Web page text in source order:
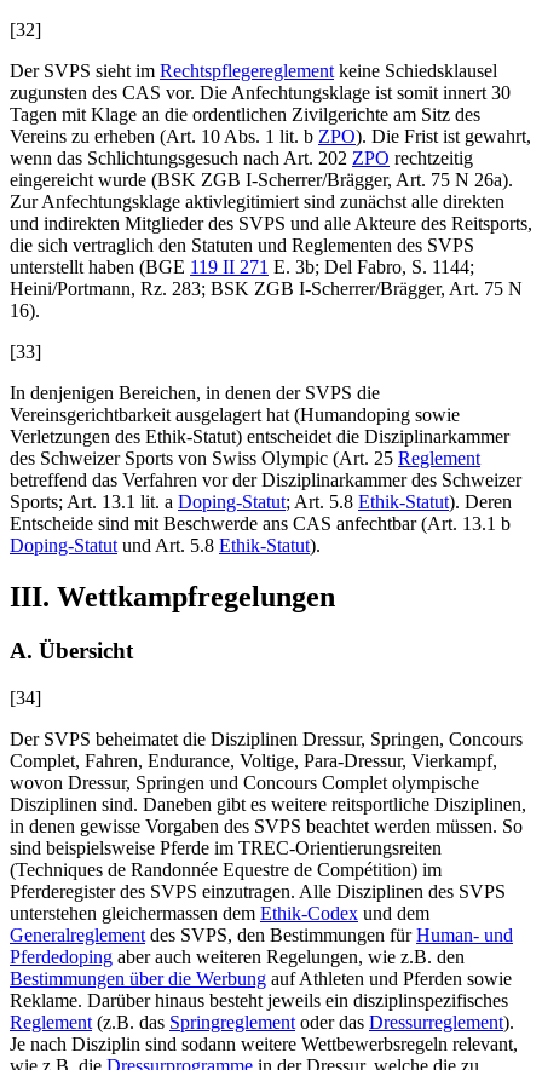
[32]
Der SVPS sieht im Rechtspflegereglement keine Schiedsklausel
zugunsten des CAS vor. Die Anfechtungsklage ist somit innert 30
Tagen mit Klage an die ordentlichen Zivilgerichte am Sitz des
Vereins zu erheben (Art. 10 Abs. 1 lit. b ZPO). Die Frist ist gewahrt,
wenn das Schlichtungsgesuch nach Art. 202 ZPO rechtzeitig
eingereicht wurde (BSK ZGB I-Scherrer/Brägger, Art. 75 N 26a).
Zur Anfechtungsklage aktivlegitimiert sind zunächst alle direkten
und indirekten Mitglieder des SVPS und alle Akteure des Reitsports,
die sich vertraglich den Statuten und Reglementen des SVPS
unterstellt haben (BGE 119 II 271 E. 3b; Del Fabro, S. 1144;
Heini/Portmann, Rz. 283; BSK ZGB I-Scherrer/Brägger, Art. 75 N
16).
[33]
In denjenigen Bereichen, in denen der SVPS die
Vereinsgerichtbarkeit ausgelagert hat (Humandoping sowie
Verletzungen des Ethik-Statut) entscheidet die Disziplinarkammer
des Schweizer Sports von Swiss Olympic (Art. 25 Reglement
betreffend das Verfahren vor der Disziplinarkammer des Schweizer
Sports; Art. 13.1 lit. a Doping-Statut; Art. 5.8 Ethik-Statut). Deren
Entscheide sind mit Beschwerde ans CAS anfechtbar (Art. 13.1 b
Doping-Statut und Art. 5.8 Ethik-Statut).
III. Wettkampfregelungen
A. Übersicht
[34]
Der SVPS beheimatet die Disziplinen Dressur, Springen, Concours
Complet, Fahren, Endurance, Voltige, Para-Dressur, Vierkampf,
wovon Dressur, Springen und Concours Complet olympische
Disziplinen sind. Daneben gibt es weitere reitsportliche Disziplinen,
in denen gewisse Vorgaben des SVPS beachtet werden müssen. So
sind beispielsweise Pferde im TREC-Orientierungsreiten
(Techniques de Randonnée Equestre de Compétition) im
Pferderegister des SVPS einzutragen. Alle Disziplinen des SVPS
unterstehen gleichermassen dem Ethik-Codex und dem
Generalreglement des SVPS, den Bestimmungen fürHuman- und
Pferdedoping aber auch weiteren Regelungen, wie z.B. den
Bestimmungen über die Werbung auf Athleten und Pferden sowie
Reklame. Darüber hinaus besteht jeweils ein disziplinspezifisches
Reglement (z.B. das Springreglement oder das Dressurreglement).
Je nach Disziplin sind sodann weitere Wettbewerbsregeln relevant,
wie z.B. die Dressurprogramme in der Dressur, welche die zu